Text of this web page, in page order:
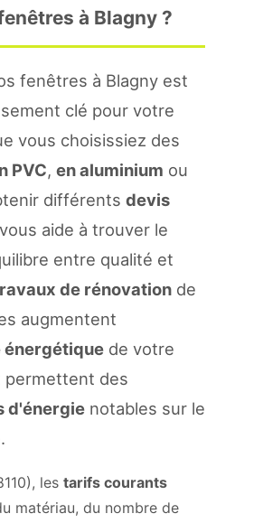
à Blagny ?
fenêtres à Blagny est
clé pour votre
vous choisissiez des
PVC, en aluminium ou
différents devis
vous aide à trouver le
entre qualité et
de rénovation de
augmentent
de votre
permettent des
d'énergie notables sur le
les tarifs courants
matériau, du nombre de